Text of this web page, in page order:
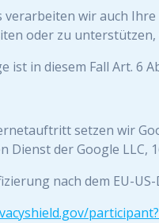
wir auch
oder zu
ist in diesem Fall Art. 6
setzen wir
Dienst der Google LLC,
nach dem EU-